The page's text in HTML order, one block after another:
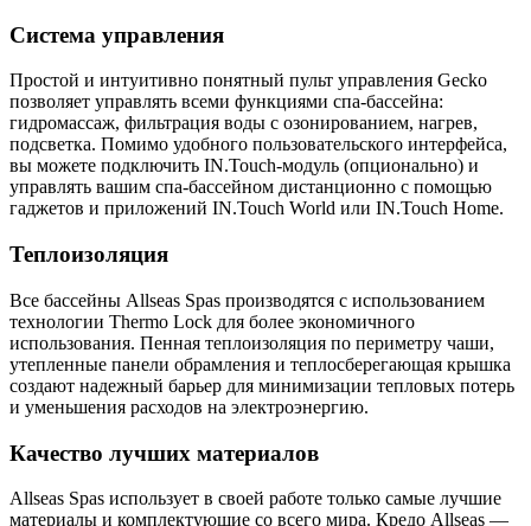
Система управления
Простой и интуитивно понятный пульт управления Gecko
позволяет управлять всеми функциями спа-бассейна:
гидромассаж, фильтрация воды с озонированием, нагрев,
подсветка. Помимо удобного пользовательского интерфейса,
вы можете подключить IN.Touch-модуль (опционально) и
управлять вашим спа-бассейном дистанционно с помощью
гаджетов и приложений IN.Touch World или IN.Touch Home.
Теплоизоляция
Все бассейны Allseas Spas производятся с использованием
технологии Thermo Lock для более экономичного
использования. Пенная теплоизоляция по периметру чаши,
утепленные панели обрамления и теплосберегающая крышка
создают надежный барьер для минимизации тепловых потерь
и уменьшения расходов на электроэнергию.
Качество лучших материалов
Allseas Spas использует в своей работе только самые лучшие
материалы и комплектующие со всего мира. Кредо Allseas —